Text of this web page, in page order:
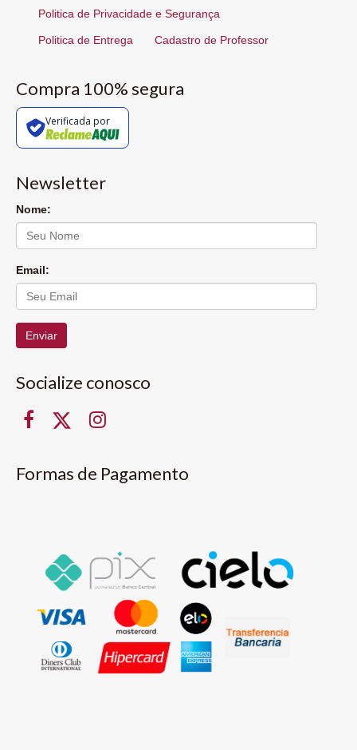
Politica de Privacidade e Segurança
Politica de Entrega Cadastro de Professor
Compra 100% segura
Verificada por
Newsletter
Nome:
Email:
Enviar
Socialize conosco
Formas de Pagamento